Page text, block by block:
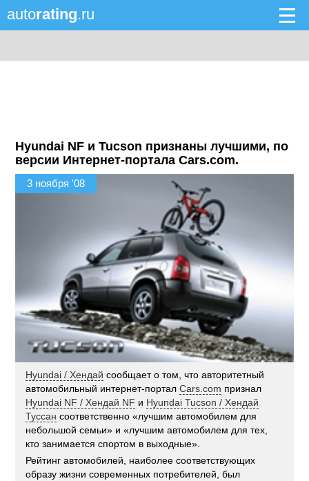
autorating.ru
Hyundai NF и Tucson признаны лучшими, по
версии Интернет-портала Cars.com.
3 ноября '08
Hyundai / Хендай сообщает о том, что авторитетный
автомобильный интернет-порталCars.com признал
Hyundai NF / Хендай NF и Hyundai Tucson / Хендай
Туссан соответственно «лучшим автомобилем для
небольшой семьи» и «лучшим автомобилем для тех,
кто занимается спортом в выходные».
Рейтинг автомобилей, наиболее соответствующих
образу жизни современных потребителей, был